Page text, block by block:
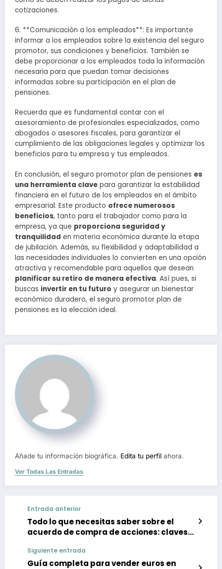
cotizaciones.
6. **Comunicación a los empleados**: Es importante
informar a los empleados sobre la existencia del seguro
promotor, sus condiciones y beneficios. También se
debe proporcionar a los empleados toda la información
necesaria para que puedan tomar decisiones
informadas sobre su participación en el plan de
pensiones.
Recuerda que es fundamental contar con el
asesoramiento de profesionales especializados, como
abogados o asesores fiscales, para garantizar el
cumplimiento de las obligaciones legales y optimizar los
beneficios para tu empresa y tus empleados.
En conclusión, el seguro promotor plan de pensiones es
una herramienta clave para garantizar la estabilidad
financiera en el futuro de los empleados en el ámbito
empresarial. Este producto ofrece numerosos
beneficios, tanto para el trabajador como para la
empresa, ya que proporciona seguridad y
tranquilidad en materia económica durante la etapa
de jubilación. Además, su flexibilidad y adaptabilidad a
las necesidades individuales lo convierten en una opción
atractiva y recomendable para aquellos que desean
planificar su retiro de manera efectiva. Así pues, si
buscas invertir en tu futuro y asegurar un bienestar
económico duradero, el seguro promotor plan de
pensiones es la elección ideal.
Añade tu información biográfica. Edita tu perfil ahora.
Ver Todas Las Entradas
Entrada anterior
Todo lo que necesitas saber sobre el
acuerdo de compra de acciones: claves y
Siguiente entrada
Guía completa para vender euros en